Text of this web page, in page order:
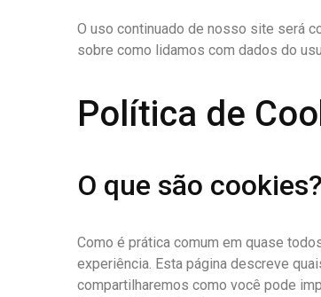
O uso continuado de nosso site será
sobre como lidamos com dados do
Política de
O que são cookies?
Como é prática comum em quase
experiência. Esta página descreve
compartilharemos como você pode